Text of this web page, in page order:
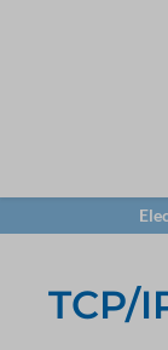
TCP/